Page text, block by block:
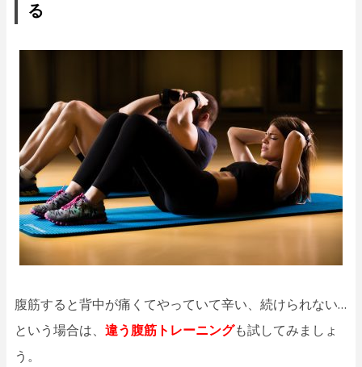
る
腹筋すると背中が痛くてやっていて辛い、続けられない…
という場合は、 違う腹筋トレーニングも試してみましょ
う。